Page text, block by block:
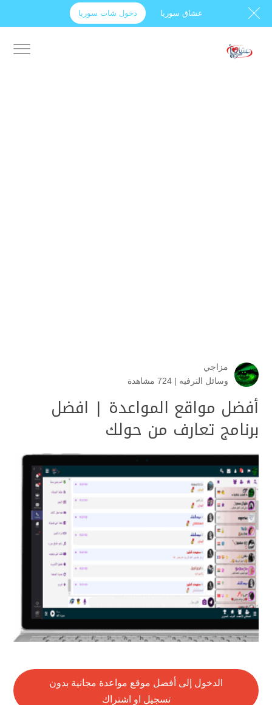
عشاق سوريا دخول شات سوريا
مزاجي
وسائل الترفيه | 724 مشاهدة
أفضل مواقع المواعدة | افضل
برنامج تعارف من حولك
الدخول إلى أفضل موقع مواعدة مجانية بدون
تسجيل او اشتراك